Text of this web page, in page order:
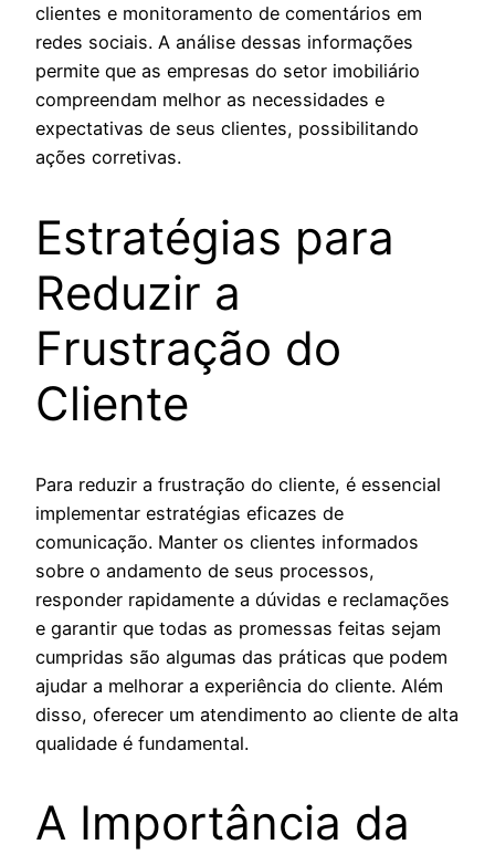
clientes e monitoramento de comentários em
redes sociais. A análise dessas informações
permite que as empresas do setor imobiliário
compreendam melhor as necessidades e
expectativas de seus clientes, possibilitando
ações corretivas.
Estratégias para
Reduzir a
Frustração do
Cliente
Para reduzir a frustração do cliente, é essencial
implementar estratégias eficazes de
comunicação. Manter os clientes informados
sobre o andamento de seus processos,
responder rapidamente a dúvidas e reclamações
e garantir que todas as promessas feitas sejam
cumpridas são algumas das práticas que podem
ajudar a melhorar a experiência do cliente. Além
disso, oferecer um atendimento ao cliente de alta
qualidade é fundamental.
A Importância da